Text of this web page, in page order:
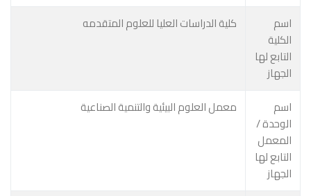
اسم
الكلية
التابع لها
الجهاز
كلية الدراسات العليا للعلوم المتقدمه
اسم
الوحدة /
المعمل
التابع لها
الجهاز
معمل العلوم البيئية والتنمية الصناعية